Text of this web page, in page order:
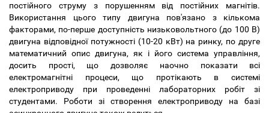
постійного струму з порушенням від постійних магнітів.
Використання цього типу двигуна пов'язано з кількома
факторами, по-перше доступність низьковольтного (до 100 В)
двигуна відповідної потужності (10-20 кВт) на ринку, по друге
математичний опис двигуна, як і його система управління,
досить прості, що дозволяє наочно показати всі
електромагнітні процеси, що протікають в системі
електроприводу при проведенні лабораторних робіт зі
студентами. Роботи зі створення електроприводу на базі